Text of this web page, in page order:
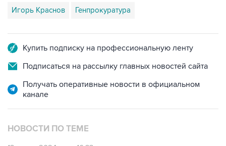
Подписаться на рассылку главных новостей сайта
Получать оперативные новости в официальном
НОВОСТИ ПО ТЕМЕ
13 марта 2024 года 16:33